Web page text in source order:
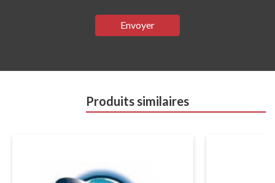
Envoyer
Produits similaires